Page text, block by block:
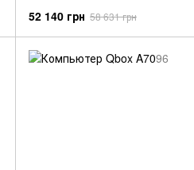
52 140 грн 58 631 грн